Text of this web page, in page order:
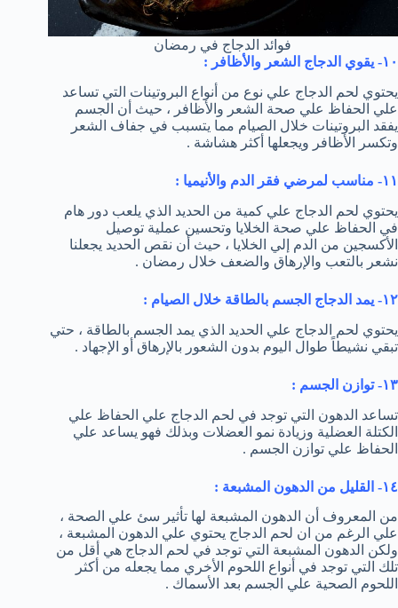
فوائد الدجاج في رمضان
١٠- يقوي الدجاج الشعر والأظافر :
يحتوي لحم الدجاج علي نوع من أنواع البروتينات التي تساعد
علي الحفاظ علي صحة الشعر والأظافر ، حيث أن الجسم
يفقد البروتينات خلال الصيام مما يتسبب في جفاف الشعر
وتكسر الأظافر ويجعلها أكثر هشاشة .
١١- مناسب لمرضي فقر الدم والأنيميا :
يحتوي لحم الدجاج علي كمية من الحديد الذي يلعب دور هام
في الحفاظ علي صحة الخلايا وتحسين عملية توصيل
الأكسجين من الدم إلي الخلايا ، حيث أن نقص الحديد يجعلنا
نشعر بالتعب والإرهاق والضعف خلال رمضان .
١٢- يمد الدجاج الجسم بالطاقة خلال الصيام :
يحتوي لحم الدجاج علي الحديد الذي يمد الجسم بالطاقة ، حتي
تبقي نشيطاً طوال اليوم بدون الشعور بالإرهاق أو الإجهاد .
١٣- توازن الجسم :
تساعد الدهون التي توجد في لحم الدجاج علي الحفاظ علي
الكتلة العضلية وزيادة نمو العضلات وبذلك فهو يساعد علي
الحفاظ علي توازن الجسم .
١٤- القليل من الدهون المشبعة :
من المعروف أن الدهون المشبعة لها تأثير سئ علي الصحة ،
علي الرغم من ان لحم الدجاج يحتوي علي الدهون المشبعة ،
ولكن الدهون المشبعة التي توجد في لحم الدجاج هي أقل من
تلك التي توجد في أنواع اللحوم الأخري مما يجعله من أكثر
اللحوم الصحية علي الجسم بعد الأسماك .